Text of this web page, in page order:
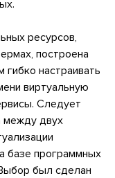
ресурсов,
построена
настраивать
виртуальную
Следует
между двух
базе программных
был сделан